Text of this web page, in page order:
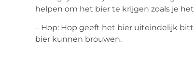
helpen om het bier te krijgen zoals je
– Hop: Hop geeft het bier uiteindelijk
bier kunnen brouwen.